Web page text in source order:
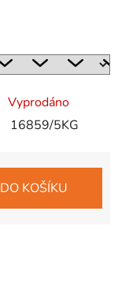
Vyprodáno
16859/5KG
DO KOŠÍKU